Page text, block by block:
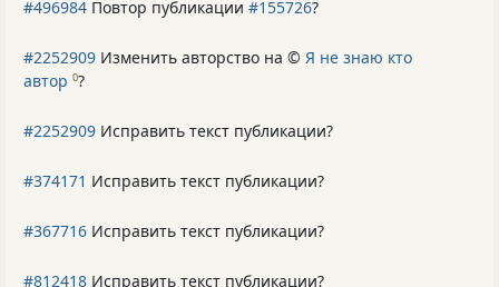
#496984 Повтор публикации #155726?
#2252909 Изменить авторство на © Я не знаю кто
автор 0?
#2252909 Исправить текст публикации?
#374171 Исправить текст публикации?
#367716 Исправить текст публикации?
#812418 Исправить текст публикации?